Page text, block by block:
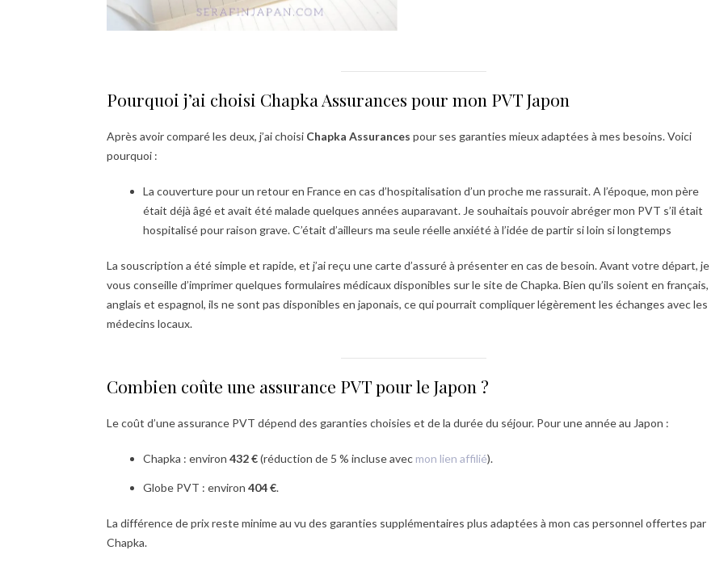
Pourquoi j’ai choisi Chapka Assurances pour mon PVT Japon
Après avoir comparé les deux, j’ai choisi Chapka Assurances pour ses garanties mieux adaptées à mes besoins. Voici
pourquoi :
La couverture pour un retour en France en cas d’hospitalisation d’un proche me rassurait. A l’époque, mon père
était déjà âgé et avait été malade quelques années auparavant. Je souhaitais pouvoir abréger mon PVT s’il était
hospitalisé pour raison grave. C’était d’ailleurs ma seule réelle anxiété à l’idée de partir si loin si longtemps
La souscription a été simple et rapide, et j’ai reçu une carte d’assuré à présenter en cas de besoin. Avant votre départ, je
vous conseille d’imprimer quelques formulaires médicaux disponibles sur le site de Chapka. Bien qu’ils soient en français,
anglais et espagnol, ils ne sont pas disponibles en japonais, ce qui pourrait compliquer légèrement les échanges avec les
médecins locaux.
Combien coûte une assurance PVT pour le Japon ?
Le coût d’une assurance PVT dépend des garanties choisies et de la durée du séjour. Pour une année au Japon :
Chapka : environ 432 €(réduction de 5 % incluse avec mon lien affilié).
Globe PVT : environ 404 €.
La différence de prix reste minime au vu des garanties supplémentaires plus adaptées à mon cas personnel offertes par
Chapka.